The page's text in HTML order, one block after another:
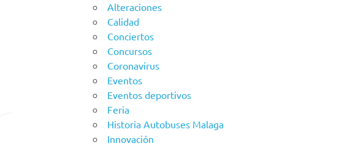
Alteraciones
Calidad
Conciertos
Concursos
Coronavirus
Eventos
Eventos deportivos
Feria
Historia Autobuses Malaga
Innovación